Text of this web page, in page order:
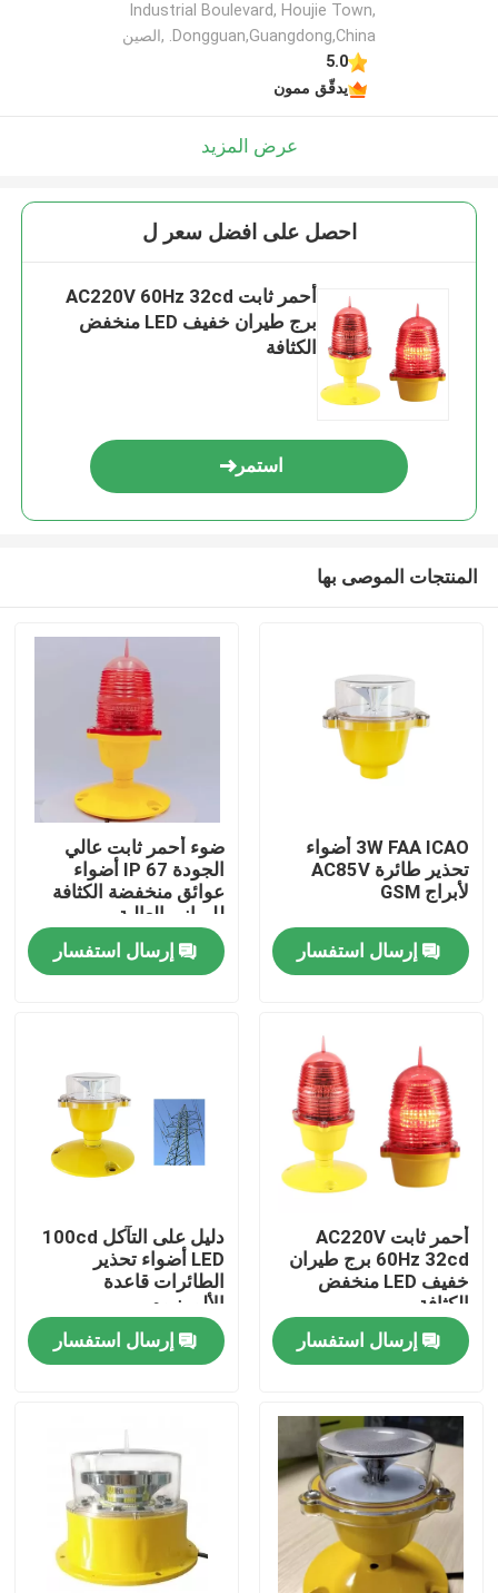
الصفحة الرئيسية
معلومات عنا
جولة في المعمل
مراقبة الجودة
اتصل بنا
اطلب اقتباس
ضوء إعاقة الطيران
ضوء انسداد بالطاقة الشمسية
ضوء انسداد الطائرات
Industrial Boulevard, Houjie Town,
Dongguan,Guangdong,China. ,الصين
5.0
يدقّق ممون
عرض المزيد
احصل على افضل سعر ل
أحمر ثابت AC220V 60Hz 32cd
برج طيران خفيف LED منخفض
الكثافة
استمر
المنتجات الموصى بها
3W FAA ICAO أضواء
تحذير طائرة AC85V
لأبراج GSM
إرسال استفسار
ضوء أحمر ثابت عالي
الجودة IP 67 أضواء
عوائق منخفضة الكثافة
للمباني العالية
إرسال استفسار
أحمر ثابت AC220V
60Hz 32cd برج طيران
خفيف LED منخفض
الكثافة
إرسال استفسار
دليل على التآكل 100cd
LED أضواء تحذير
الطائرات قاعدة
الألومنيوم
إرسال استفسار